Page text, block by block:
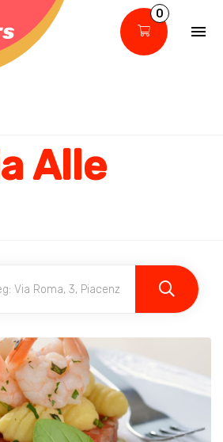
0
Alle